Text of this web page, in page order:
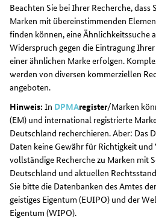
Beachten Sie bei Ihrer Recherche, dass
Marken mit übereinstimmenden
finden können, eine Ähnlichkeitssuche
Widerspruch gegen die Eintragung
einer ähnlichen Marke erfolgen.
werden von diversen kommerziellen
angeboten.
Hinweis: In DPMAregister/Marken
(EM) und international registrierte
Deutschland recherchieren. Aber: Das
Daten keine Gewähr für Richtigkeit
vollständige Recherche zu Marken mit
Deutschland und aktuellen
Sie bitte die Datenbanken des Amtes
geistiges Eigentum (EUIPO) und der
Eigentum (WIPO).